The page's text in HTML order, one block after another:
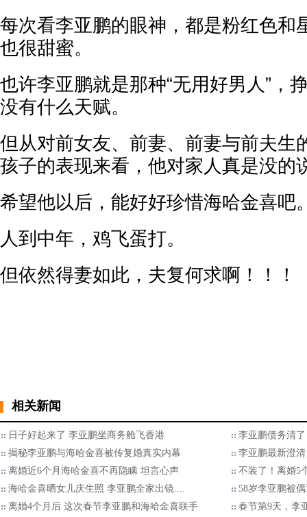
每次看李亚鹏的眼神，都是粉红色和
也很甜蜜。
也许李亚鹏就是那种“无用好男人”，
没有什么天赋。
但从对前女友、前妻、前妻与前夫生
孩子的表现来看，他对家人真是没的
希望他以后，能好好珍惜海哈金喜吧
人到中年，鸡飞蛋打。
但依然得妻如此，夫复何求啊！！！
相关新闻
日子好起来了 李亚鹏坐商务舱飞香港
李亚鹏债务清
揭秘李亚鹏与海哈金喜被传复婚真实内幕
李亚鹏最新澄
离婚近6个月海哈金喜不再隐瞒 坦言心声
不装了！离婚5
海哈金喜晒女儿庆生照 李亚鹏全家出镜....
58岁李亚鹏被
离婚4个月后 这次春节李亚鹏和海哈金喜联手
春节第9天，李